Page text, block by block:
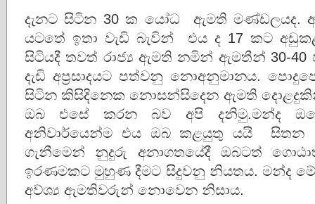
දැනට සිටින 30 ක යෝධ ඇමති මණ්ඩලයද.
යටතේ ඉතා වැඩි බැවින් එය ද 17 කට
සිටියදී තවත් රාජ්‍ය ඇමති නමින් ඇමතීන් 30-
දැඩි අප්‍රසාදයට පත්වනු නොඅනුමානය.
සිටින කිසිදිනෙක නොසන්සිදෙන ඇමති දොළදුකින්
ඔබ එසේ කරන බව අපි දනිමු.මන්ද
අනිවාර්යෙන්ම එය ඔබ කළයුතු යයි සිතන
ගැනීමෙන් නුදුරු අනාගතයේදී ඔබටත්
ඉරණමකට මුහුණ දීමට සිදුවනු නියතය. මන්ද
අව්ශ්‍ය ඇමතිවරුන් නොවෙන නිසාය.